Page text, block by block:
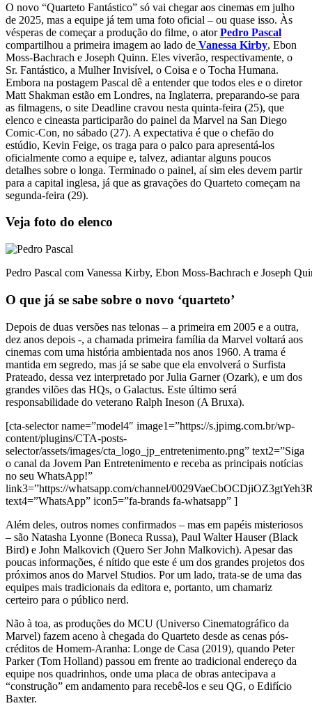
O novo “Quarteto Fantástico” só vai chegar aos cinemas em julho
de 2025, mas a equipe já tem uma foto oficial – ou quase isso. Às
vésperas de começar a produção do filme, o atorPedro Pascal
compartilhou a primeira imagem ao lado de Vanessa Kirby, Ebon
Moss-Bachrach e Joseph Quinn. Eles viverão, respectivamente, o
Sr. Fantástico, a Mulher Invisível, o Coisa e o Tocha Humana.
Embora na postagem Pascal dê a entender que todos eles e o diretor
Matt Shakman estão em Londres, na Inglaterra, preparando-se para
as filmagens, o site Deadline cravou nesta quinta-feira (25), que
elenco e cineasta participarão do painel da Marvel na San Diego
Comic-Con, no sábado (27). A expectativa é que o chefão do
estúdio, Kevin Feige, os traga para o palco para apresentá-los
oficialmente como a equipe e, talvez, adiantar alguns poucos
detalhes sobre o longa. Terminado o painel, aí sim eles devem partir
para a capital inglesa, já que as gravações do Quarteto começam na
segunda-feira (29).
Veja foto do elenco
Pedro Pascal com Vanessa Kirby, Ebon Moss-Bachrach e Joseph
O que já se sabe sobre o novo ‘quarteto’
Depois de duas versões nas telonas – a primeira em 2005 e a outra,
dez anos depois -, a chamada primeira família da Marvel voltará aos
cinemas com uma história ambientada nos anos 1960. A trama é
mantida em segredo, mas já se sabe que ela envolverá o Surfista
Prateado, dessa vez interpretado por Julia Garner (Ozark), e um dos
grandes vilões das HQs, o Galactus. Este último será
responsabilidade do veterano Ralph Ineson (A Bruxa).
[cta-selector name=”model4″ image1=”https://s.jpimg.com.br/wp-
content/plugins/CTA-posts-
selector/assets/images/cta_logo_jp_entretenimento.png” text2=”Siga
o canal da Jovem Pan Entretenimento e receba as principais notícias
no seu WhatsApp!”
link3=”https://whatsapp.com/channel/
text4=”WhatsApp” icon5=”fa-brands fa-whatsapp” ]
Além deles, outros nomes confirmados – mas em papéis misteriosos
– são Natasha Lyonne (Boneca Russa), Paul Walter Hauser (Black
Bird) e John Malkovich (Quero Ser John Malkovich). Apesar das
poucas informações, é nítido que este é um dos grandes projetos dos
próximos anos do Marvel Studios. Por um lado, trata-se de uma das
equipes mais tradicionais da editora e, portanto, um chamariz
certeiro para o público nerd.
Não à toa, as produções do MCU (Universo Cinematográfico da
Marvel) fazem aceno à chegada do Quarteto desde as cenas pós-
créditos de Homem-Aranha: Longe de Casa (2019), quando Peter
Parker (Tom Holland) passou em frente ao tradicional endereço da
equipe nos quadrinhos, onde uma placa de obras antecipava a
“construção” em andamento para recebê-los e seu QG, o Edifício
Baxter.